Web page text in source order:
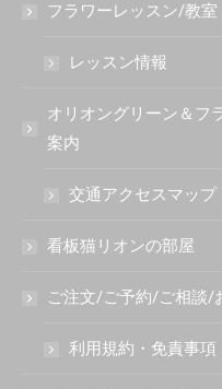
フラワーレッスン/教室
レッスン情報
オリオングリーン＆フ
案内
交通アクセスマップ
看板猫リオンの部屋
ご注文/ご予約/ご相談/
利用規約・免責事項